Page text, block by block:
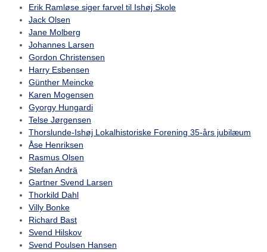
Erik Ramløse siger farvel til Ishøj Skole
Jack Olsen
Jane Molberg
Johannes Larsen
Gordon Christensen
Harry Esbensen
Günther Meincke
Karen Mogensen
Gyorgy Hungardi
Telse Jørgensen
Thorslunde-Ishøj Lokalhistoriske Forening 35-års jubilæum
Åse Henriksen
Rasmus Olsen
Stefan Andrä
Gartner Svend Larsen
Thorkild Dahl
Villy Bonke
Richard Bast
Svend Hilskov
Svend Poulsen Hansen